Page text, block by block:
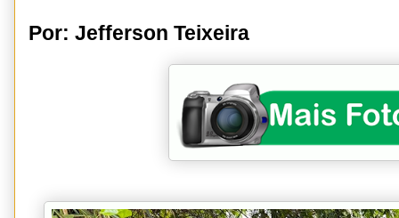
Por: Jefferson Teixeira